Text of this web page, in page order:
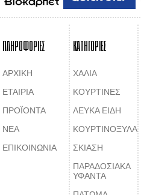
ΠΛΗΡΟΦΟΡΙΕΣ
ΑΡΧΙΚΗ
ΕΤΑΙΡΙΑ
ΠΡΟΪΟΝΤΑ
ΝΕΑ
ΕΠΙΚΟΙΝΩΝΙΑ
ΚΑΤΗΓΟΡΙΕΣ
ΧΑΛΙΑ
ΚΟΥΡΤΙΝΕΣ
ΛΕΥΚΑ ΕΙΔΗ
ΚΟΥΡΤΙΝΟΞΥΛΑ
ΣΚΙΑΣΗ
ΠΑΡΑΔΟΣΙΑΚΑ
ΥΦΑΝΤΑ